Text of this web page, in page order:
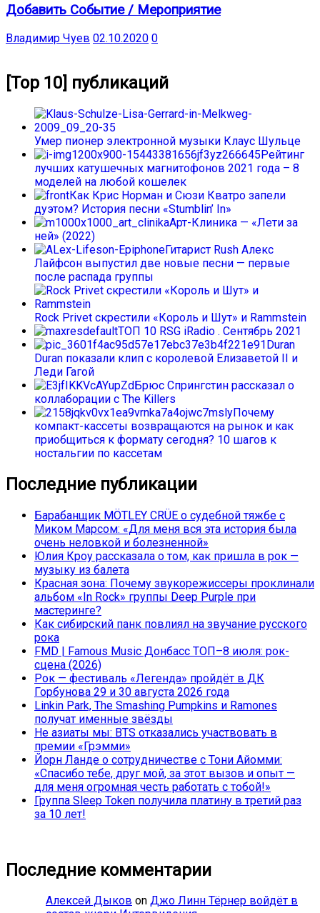
Добавить Событие / Мероприятие
Владимир Чуев 02.10.2020 0
[Top 10] публикаций
Умер пионер электронной музыки Клаус Шульце
Рейтинг
лучших катушечных магнитофонов 2021 года – 8
моделей на любой кошелек
Как Крис Норман и Сюзи Кватро запели
дуэтом? История песни «Stumblin’ In»
Арт-Клиника — «Лети за
ней» (2022)
Гитарист Rush Алекс
Лайфсон выпустил две новые песни — первые
после распада группы
Rock Privet скрестили «Король и Шут» и Rammstein
ТОП 10 RSG iRadio . Сентябрь 2021
Duran
Duran показали клип с королевой Елизаветой II и
Леди Гагой
Брюс Спрингстин рассказал о
коллаборации с The Killers
Почему
компакт-кассеты возвращаются на рынок и как
приобщиться к формату сегодня? 10 шагов к
ностальгии по кассетам
Последние публикации
Барабанщик MÖTLEY CRÜE о судебной тяжбе с
Миком Марсом: «Для меня вся эта история была
очень неловкой и болезненной»
Юлия Кроу рассказала о том, как пришла в рок —
музыку из балета
Красная зона: Почему звукорежиссеры проклинали
альбом «In Rock» группы Deep Purple при
мастеринге?
Как сибирский панк повлиял на звучание русского
рока
FMD | Famous Music Донбасс ТОП–8 июля: рок-
сцена (2026)
Рок — фестиваль «Легенда» пройдёт в ДК
Горбунова 29 и 30 августа 2026 года
Linkin Park, The Smashing Pumpkins и Ramones
получат именные звёзды
Не азиаты мы: BTS отказались участвовать в
премии «Грэмми»
Йорн Ланде о сотрудничестве с Тони Айомми:
«Спасибо тебе, друг мой, за этот вызов и опыт —
для меня огромная честь работать с тобой!»
Группа Sleep Token получила платину в третий раз
за 10 лет!
Последние комментарии
Алексей Дыков on Джо Линн Тёрнер войдёт в